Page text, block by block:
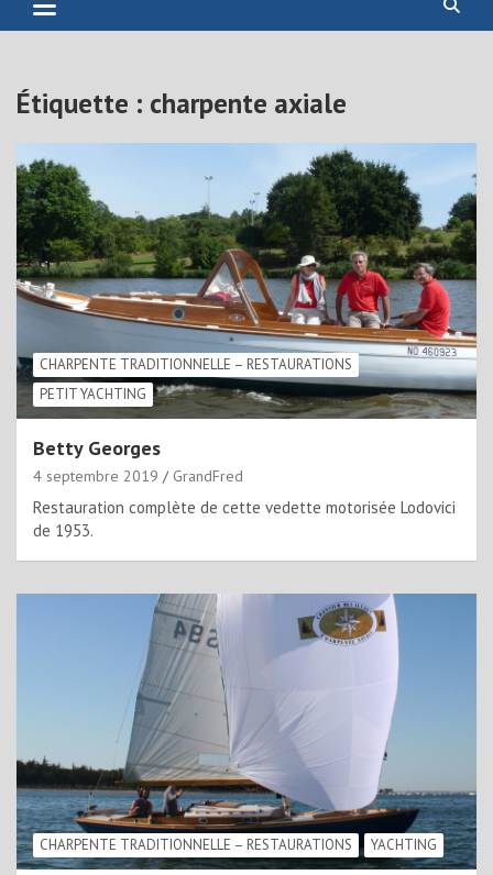
Étiquette : charpente axiale
CHARPENTE TRADITIONNELLE – RESTAURATIONS
PETIT YACHTING
Betty Georges
4 septembre 2019 GrandFred
Restauration complète de cette vedette motorisée Lodovici
de 1953.
CHARPENTE TRADITIONNELLE – RESTAURATIONS YACHTING